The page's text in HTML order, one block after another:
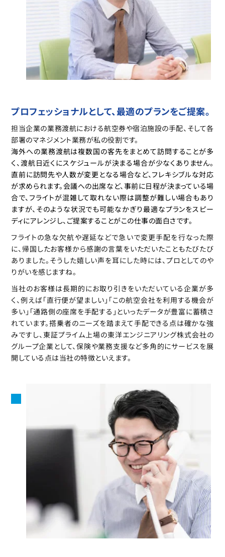
プロフェッショナルとして、最適のプランをご提案。
担当企業の業務渡航における航空券や宿泊施設の手配、そして各
部署のマネジメント業務が私の役割です。
海外への業務渡航は複数国の客先をまとめて訪問することが多
く、渡航日近くにスケジュールが決まる場合が少なくありません。
直前に訪問先や人数が変更となる場合など、フレキシブルな対応
が求められます。会議への出席など、事前に日程が決まっている場
合で、フライトが混雑して取れない際は調整が難しい場合もあり
ますが、そのような状況でも可能なかぎり最適なプランをスピー
ディにアレンジし、ご提案することがこの仕事の面白さです。
フライトの急な欠航や遅延などで急いで変更手配を行なった際
に、帰国したお客様から感謝の言葉をいただいたこともたびたび
ありました。そうした嬉しい声を耳にした時には、プロとしてのや
りがいを感じますね。
当社のお客様は長期的にお取り引きをいただいている企業が多
く、例えば「直行便が望ましい」「この航空会社を利用する機会が
多い」「通路側の座席を手配する」といったデータが豊富に蓄積さ
れています。搭乗者のニーズを踏まえて手配できる点は確かな強
みですし、東証プライム上場の東洋エンジニアリング株式会社の
グループ企業として、保険や業務支援など多角的にサービスを展
開している点は当社の特徴といえます。